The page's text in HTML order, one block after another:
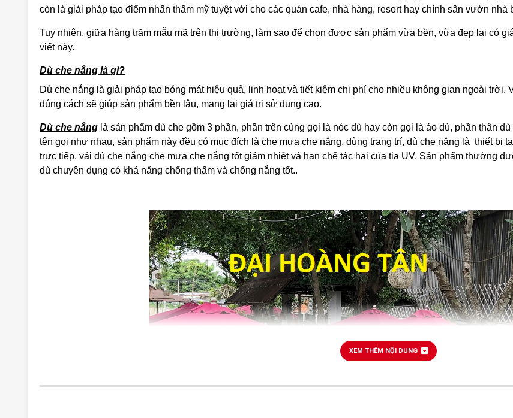
còn là giải pháp tạo điểm nhấn thẩm mỹ tuyệt vời cho các quán cafe, nhà hàng, resort hay chính sân vườn nhà
Tuy nhiên, giữa hàng trăm mẫu mã trên thị trường, làm sao để chọn được sản phẩm vừa bền, vừa đẹp lại có
viết này.
Dù che nắng là gì?
Dù che nắng là giải pháp tạo bóng mát hiệu quả, linh hoạt và tiết kiệm chi phí cho nhiều không gian ngoài
đúng cách sẽ giúp sản phẩm bền lâu, mang lại giá trị sử dụng cao.
Dù che nắng là sản phẩm dù che gồm 3 phần, phần trên cùng gọi là nóc dù hay còn gọi là áo dù, phần thân
tên gọi như nhau, sản phẩm này đều có mục đích là che mưa che nắng, dùng trang trí, dù che nắng là thiết bị
trực tiếp, vải dù che nắng che mưa che nắng tốt giảm nhiệt và hạn chế tác hại của tia UV. Sản phẩm thường
dù chuyên dụng có khả năng chống thấm và chống nắng tốt..
XEM THÊM NỘI DUNG